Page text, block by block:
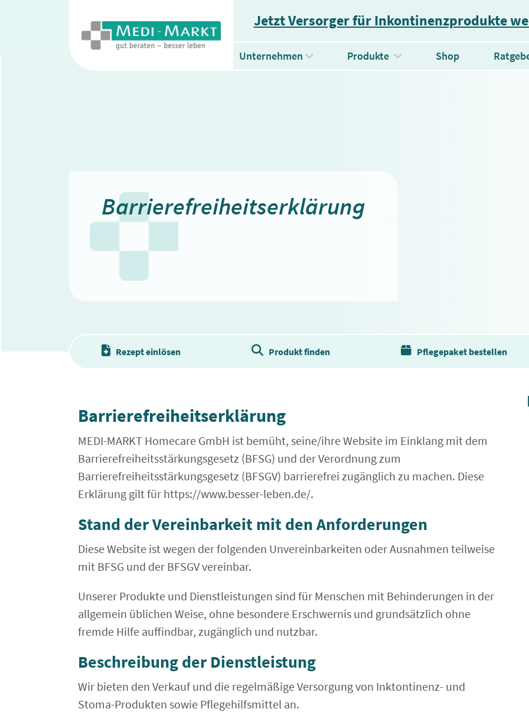
Jetzt Versorger für Inkontinenzprodukte
Unternehmen Produkte(current) Shop
Barrierefreiheitserklärung
Rezept einlösen Produkt finden Pflegepaket bestellen
Barrierefreiheitserklärung
MEDI-MARKT Homecare GmbH ist bemüht, seine/ihre Website im Einklang mit dem
Barrierefreiheitsstärkungsgesetz (BFSG) und der Verordnung zum
Barrierefreiheitsstärkungsgesetz (BFSGV) barrierefrei zugänglich zu machen. Diese
Erklärung gilt für https://www.besser-leben.de/.
Stand der Vereinbarkeit mit den Anforderungen
Diese Website ist wegen der folgenden Unvereinbarkeiten oder Ausnahmen teilweise
mit BFSG und der BFSGV vereinbar.
Unserer Produkte und Dienstleistungen sind für Menschen mit Behinderungen in der
allgemein üblichen Weise, ohne besondere Erschwernis und grundsätzlich ohne
fremde Hilfe auffindbar, zugänglich und nutzbar.
Beschreibung der Dienstleistung
Wir bieten den Verkauf und die regelmäßige Versorgung von Inktontinenz- und
Stoma-Produkten sowie Pflegehilfsmittel an.